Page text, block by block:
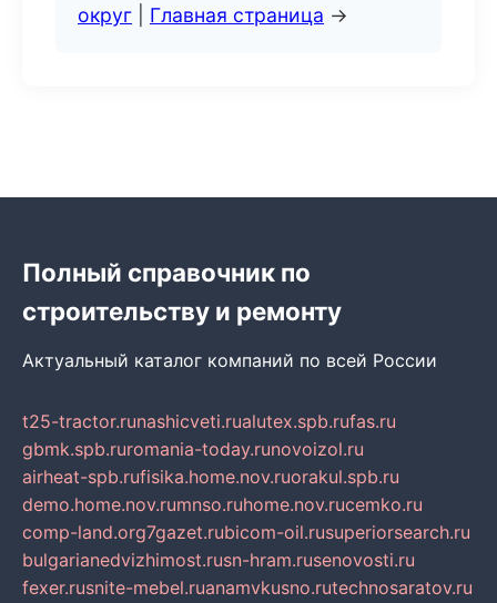
округ
Главная страница →
Полный справочник по
строительству и ремонту
Актуальный каталог компаний по всей России
t25-tractor.runashicveti.rualutex.spb.rufas.ru
gbmk.spb.ruromania-today.runovoizol.ru
airheat-spb.rufisika.home.nov.ruorakul.spb.ru
demo.home.nov.rumnso.ruhome.nov.rucemko.ru
comp-land.org7gazet.rubicom-oil.rusuperiorsearch.ru
bulgarianedvizhimost.rusn-hram.rusenovosti.ru
fexer.rusnite-mebel.ruanamvkusno.rutechnosaratov.ru